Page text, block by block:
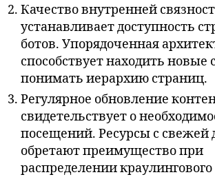
Качество внутренней
устанавливает доступность
ботов. Упорядоченная
способствует находить
понимать иерархию страниц.
Регулярное обновление
свидетельствует о
посещений. Ресурсы с
обретают преимущество при
распределении